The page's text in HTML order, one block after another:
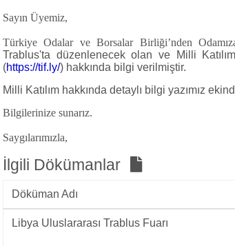
Sayın Üyemiz,
Türkiye Odalar ve Borsalar Birliği’nden
Trablus'ta düzenlenecek olan ve Milli
(https://tif.ly/) hakkında bilgi verilmiştir.
Milli Katılım hakkında detaylı bilgi yazımız
Bilgilerinize sunarız.
Saygılarımızla,
İlgili Dökümanlar
Döküman Adı
Libya Uluslararası Trablus Fuarı